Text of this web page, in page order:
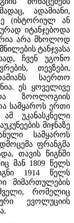
ადამიანი,
(ისტორიულ ან
იტანჯებოდა
არა მხოლოდ
ტანჯვასა
ჩვენ უგონო
თევზები,
საერთო
ეს ყოველივე
ზოოლოგიის
სამყაროს ერთი
უკანასკნელი
მიჯნაზე
სამყაროს
ფრანგმა
თავის წიგნში
მან 1809 წელს
1914 წელს
მიმართულების
რომელიც
ევოლუციის